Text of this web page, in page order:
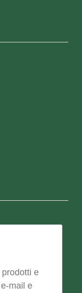
e
mail e